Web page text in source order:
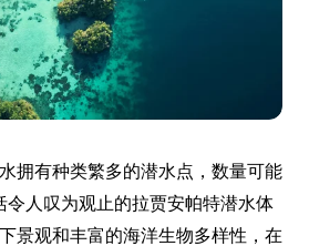
拥有种类繁多的潜水点，数量可能
令人叹为观止的拉贾安帕特潜水体
景观和丰富的海洋生物多样性，在